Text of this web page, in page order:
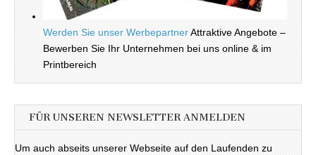
Werden Sie unser WerbepartnerAttraktive Angebote –
Bewerben Sie Ihr Unternehmen bei uns online & im
Printbereich
FÜR UNSEREN NEWSLETTER ANMELDEN
Um auch abseits unserer Webseite auf den Laufenden zu